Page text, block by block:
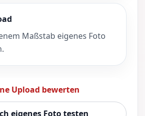
Maßstab eigenes Foto
Upload bewerten
eigenes Foto testen